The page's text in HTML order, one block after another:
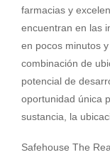
farmacias y
encuentran en las
en pocos minutos
combinación de
potencial de
oportunidad única
sustancia, la
Safehouse The